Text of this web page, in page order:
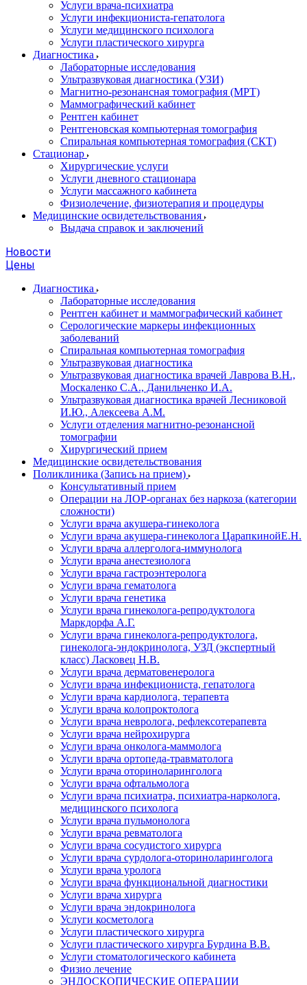
Услуги врача-психиатра
Услуги инфекциониста-гепатолога
Услуги медицинского психолога
Услуги пластического хирурга
Диагностика
Лабораторные исследования
Ультразвуковая диагностика (УЗИ)
Магнитно-резонансная томография (МРТ)
Маммографический кабинет
Рентген кабинет
Рентгеновская компьютерная томография
Спиральная компьютерная томография (СКТ)
Стационар
Хирургические услуги
Услуги дневного стационара
Услуги массажного кабинета
Физиолечение, физиотерапия и процедуры
Медицинские освидетельствования
Выдача справок и заключений
Новости
Цены
Диагностика
Лабораторные исследования
Рентген кабинет и маммографический кабинет
Серологические маркеры инфекционных
заболеваний
Спиральная компьютерная томография
Ультразвуковая диагностика
Ультразвуковая диагностика врачей Лаврова В.Н.,
Москаленко С.А., Данильченко И.А.
Ультразвуковая диагностика врачей Лесниковой
И.Ю., Алексеева А.М.
Услуги отделения магнитно-резонансной
томографии
Хирургический прием
Медицинские освидетельствования
Поликлиника (Запись на прием)
Консультативный прием
Операции на ЛОР-органах без наркоза (категории
сложности)
Услуги врача акушера-гинеколога
Услуги врача акушера-гинеколога ЦарапкинойЕ.Н.
Услуги врача аллерголога-иммунолога
Услуги врача анестезиолога
Услуги врача гастроэнтеролога
Услуги врача гематолога
Услуги врача генетика
Услуги врача гинеколога-репродуктолога
Маркдорфа А.Г.
Услуги врача гинеколога-репродуктолога,
гинеколога-эндокринолога, УЗД (экспертный
класс) Ласковец Н.В.
Услуги врача дерматовенеролога
Услуги врача инфекциониста, гепатолога
Услуги врача кардиолога, терапевта
Услуги врача колопроктолога
Услуги врача невролога, рефлексотерапевта
Услуги врача нейрохирурга
Услуги врача онколога-маммолога
Услуги врача ортопеда-травматолога
Услуги врача оториноларинголога
Услуги врача офтальмолога
Услуги врача психиатра, психиатра-нарколога,
медицинского психолога
Услуги врача пульмонолога
Услуги врача ревматолога
Услуги врача сосудистого хирурга
Услуги врача сурдолога-оториноларинголога
Услуги врача уролога
Услуги врача функциональной диагностики
Услуги врача хирурга
Услуги врача эндокринолога
Услуги косметолога
Услуги пластического хирурга
Услуги пластического хирурга Бурдина В.В.
Услуги стоматологического кабинета
Физио лечение
ЭНДОСКОПИЧЕСКИЕ ОПЕРАЦИИ